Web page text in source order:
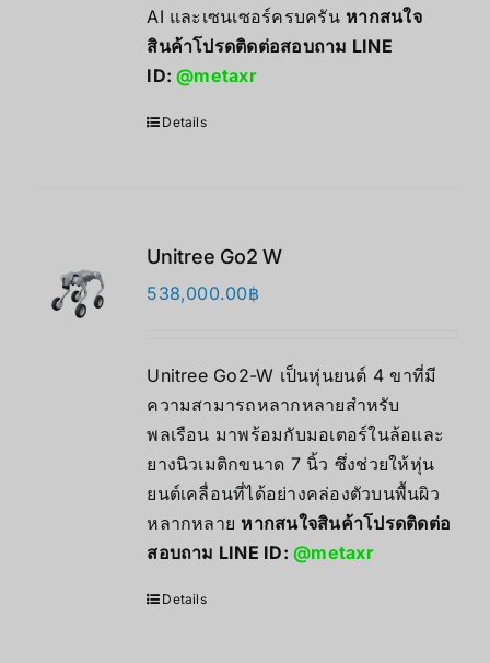
AI และเซนเซอร์ครบครัน หากสนใจ
สินค้าโปรดติดต่อสอบถาม LINE
ID:@metaxr
Details
Unitree Go2 W
538,000.00฿
Unitree Go2-W เป็นหุ่นยนต์ 4 ขาที่มี
ความสามารถหลากหลายสำหรับ
พลเรือน มาพร้อมกับมอเตอร์ในล้อและ
ยางนิวเมติกขนาด 7 นิ้ว ซึ่งช่วยให้หุ่น
ยนต์เคลื่อนที่ได้อย่างคล่องตัวบนพื้นผิว
หลากหลาย หากสนใจสินค้าโปรดติดต่อ
สอบถาม LINE ID:@metaxr
Details